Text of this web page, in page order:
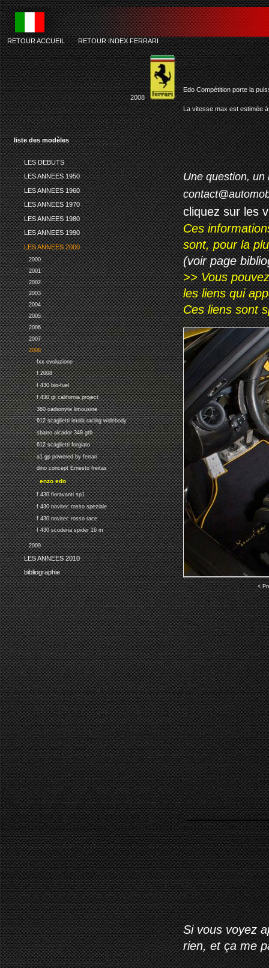
liste des modèles
LES DEBUTS
LES ANNEES 1950
LES ANNEES 1960
LES ANNEES 1970
LES ANNEES 1980
LES ANNEES 1990
LES ANNEES 2000
2000
2001
2002
2003
2004
2005
2006
2007
2008
fxx evoluzione
f 2008
f 430 bio-fuel
f 430 gt california project
360 carbonyte limousine
612 scaglietti imola racing widebody
sbarro alcador 348 gtb
612 scaglietti forgiato
a1 gp powered by ferrari
dino concept Ernesto freitas
enzo edo
f 430 fioravanti sp1
f 430 novitec rosso speziale
f 430 novitec rosso race
f 430 scuderia spider 16 m
2009
LES ANNEES 2010
bibliographie
RETOUR ACCUEIL-RETOUR INDEX FERRARI
2008
Edo Compétition porte la
La vitesse max est estimée
Une question,
cliquez sur les
Ces
sont, pour la
(voir page
>> Vous
les liens qui
Ces liens sont
<
Si vous voyez
rien, et ça me